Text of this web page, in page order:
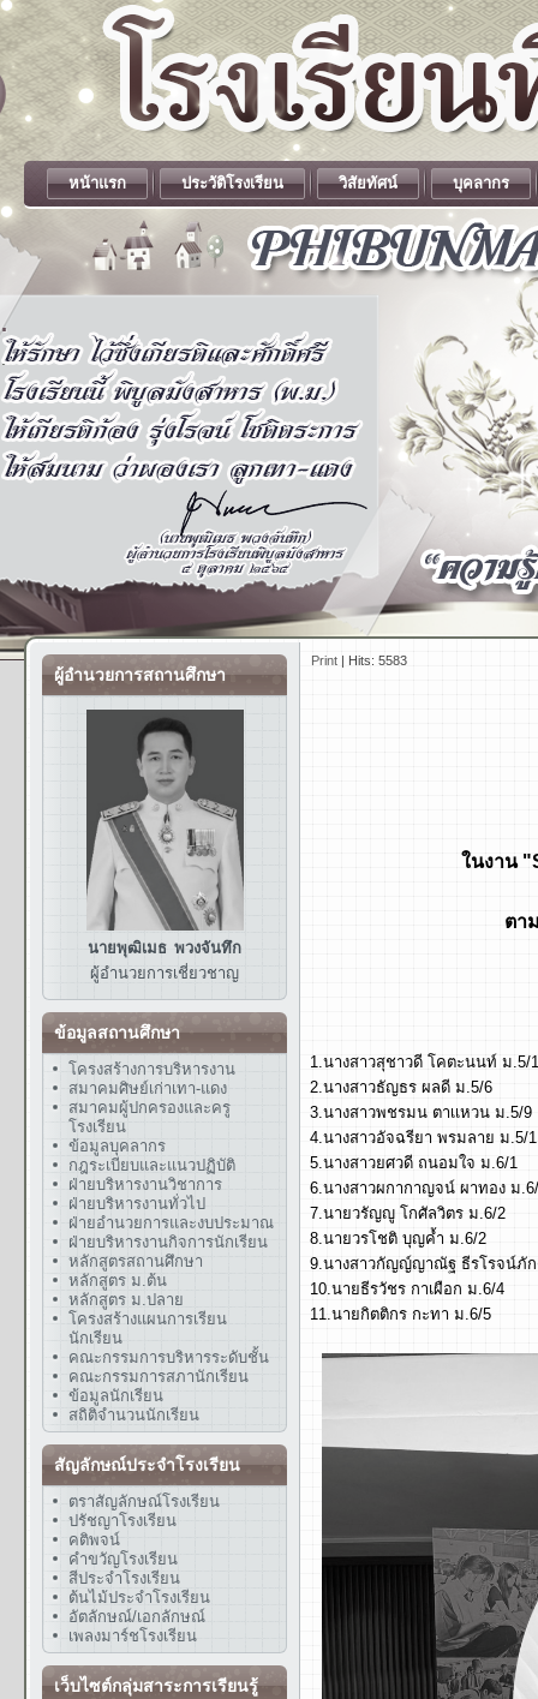
.
.
หน้าแรก ประวัติโรงเรียน วิสัยทัศน์ บุคลากร
ผู้อำนวยการสถานศึกษา
นายพุฒิเมธ พวงจันทึก
ผู้อำนวยการเชี่ยวชาญ
ข้อมูลสถานศึกษา
โครงสร้างการบริหารงาน
สมาคมศิษย์เก่าเทา-แดง
สมาคมผู้ปกครองและครู
โรงเรียน
ข้อมูลบุคลากร
กฎระเบียบและแนวปฏิบัติ
ฝ่ายบริหารงานวิชาการ
ฝ่ายบริหารงานทั่วไป
ฝ่ายอำนวยการและงบประมาณ
ฝ่ายบริหารงานกิจการนักเรียน
หลักสูตรสถานศึกษา
หลักสูตร ม.ต้น
หลักสูตร ม.ปลาย
โครงสร้างแผนการเรียน
นักเรียน
คณะกรรมการบริหารระดับชั้น
คณะกรรมการสภานักเรียน
ข้อมูลนักเรียน
สถิติจำนวนนักเรียน
สัญลักษณ์ประจำโรงเรียน
ตราสัญลักษณ์โรงเรียน
ปรัชญาโรงเรียน
คติพจน์
คำขวัญโรงเรียน
สีประจำโรงเรียน
ต้นไม้ประจำโรงเรียน
อัตลักษณ์/เอกลักษณ์
เพลงมาร์ชโรงเรียน
เว็บไซต์กลุ่มสาระการเรียนรู้
Print | Hits: 5583
ในงาน
ตา
1.นางสาวสุชาวดี โคตะนนท์ ม.5/1
2.นางสาวธัญธร ผลดี ม.5/6
3.นางสาวพชรมน ตาเเหวน ม.5/9
4.นางสาวอัจฉรียา พรมลาย ม.5/
5.นางสาวยศวดี ถนอมใจ ม.6/1
6.นางสาวผกากาญจน์ ผาทอง ม
7.นายวรัญญู โกศัลวิตร ม.6/2
8.นายวรโชติ บุญค้ำ ม.6/2
9.นางสาวกัญญ์ญาณัฐ ธีรโรจน์ภั
10.นายธีรวัชร กาเผือก ม.6/4
11.นายกิตติกร กะทา ม.6/5